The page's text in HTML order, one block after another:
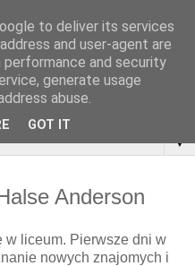
▼
Anderson
w liceum. Pierwsze dni w
nowych znajomych i
to deliver its services
and user-agent are
and security
generate usage
abuse.
GOT IT